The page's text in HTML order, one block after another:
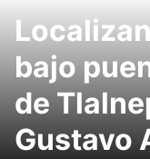
bajo
de
Gustavo